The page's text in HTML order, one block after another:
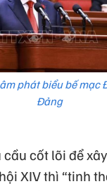
phát biểu bế mạc
Đảng
cốt lõi để
XIV thì “tinh